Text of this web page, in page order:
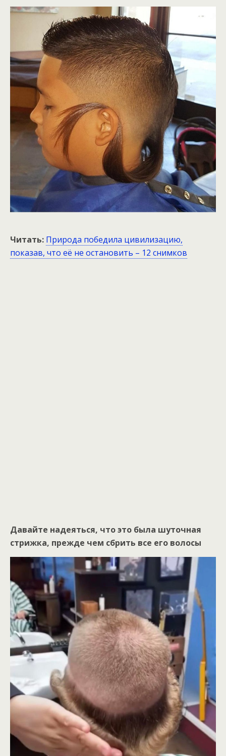
Читать: Природа победила цивилизацию,
показав, что её не остановить – 12 снимков
Давайте надеяться, что это была шуточная
стрижка, прежде чем сбрить все его волосы